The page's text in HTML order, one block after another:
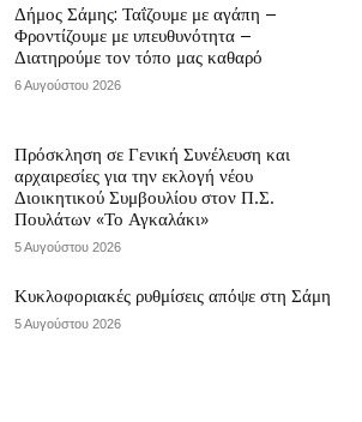
Δήμος Σάμης: Ταΐζουμε με αγάπη –
Φροντίζουμε με υπευθυνότητα –
Διατηρούμε τον τόπο μας καθαρό
6 Αυγούστου 2026
Πρόσκληση σε Γενική Συνέλευση και
αρχαιρεσίες για την εκλογή νέου
Διοικητικού Συμβουλίου στον Π.Σ.
Πουλάτων «Το Αγκαλάκι»
5 Αυγούστου 2026
Κυκλοφοριακές ρυθμίσεις απόψε στη Σάμη
5 Αυγούστου 2026